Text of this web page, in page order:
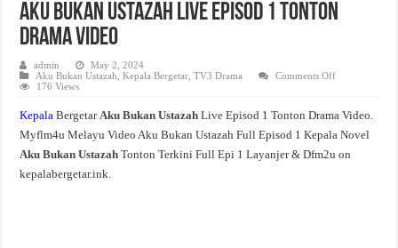
Aku Bukan Ustazah Live Episod 1 Tonton
Drama Video
admin
May 2, 2024
Aku Bukan Ustazah ,Kepala Bergetar ,TV3 Drama Comments Offon
Live
1
Drama
176 Views
Kepala BergetarAku Bukan UstazahLive Episod 1 Tonton Drama Video.
Myflm4u Melayu Video Aku Bukan Ustazah Full Episod 1 Kepala Novel
Aku Bukan UstazahTonton Terkini Full Epi 1 Layanjer & Dfm2u on
kepalabergetar.ink.